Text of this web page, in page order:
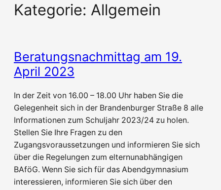
Kategorie: Allgemein
Beratungsnachmittag am 19.
April 2023
In der Zeit von 16.00 – 18.00 Uhr haben Sie die
Gelegenheit sich in der Brandenburger Straße 8 alle
Informationen zum Schuljahr 2023/24 zu holen.
Stellen Sie Ihre Fragen zu den
Zugangsvoraussetzungen und informieren Sie sich
über die Regelungen zum elternunabhängigen
BAföG. Wenn Sie sich für das Abendgymnasium
interessieren, informieren Sie sich über den